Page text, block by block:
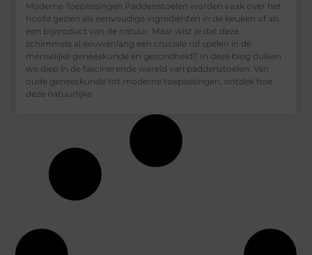
Moderne Toepassingen Paddenstoelen worden vaak over het
hoofd gezien als eenvoudige ingrediënten in de keuken of als
een bijproduct van de natuur. Maar wist je dat deze
schimmels al eeuwenlang een cruciale rol spelen in de
menselijke geneeskunde en gezondheid? In deze blog duiken
we diep in de fascinerende wereld van paddenstoelen. Van
oude geneeskunde tot moderne toepassingen, ontdek hoe
deze natuurlijke